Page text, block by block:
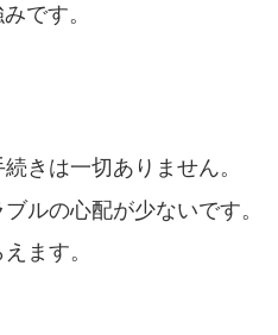
です。
きは一切ありません。
ルの心配が少ないです。
ます。